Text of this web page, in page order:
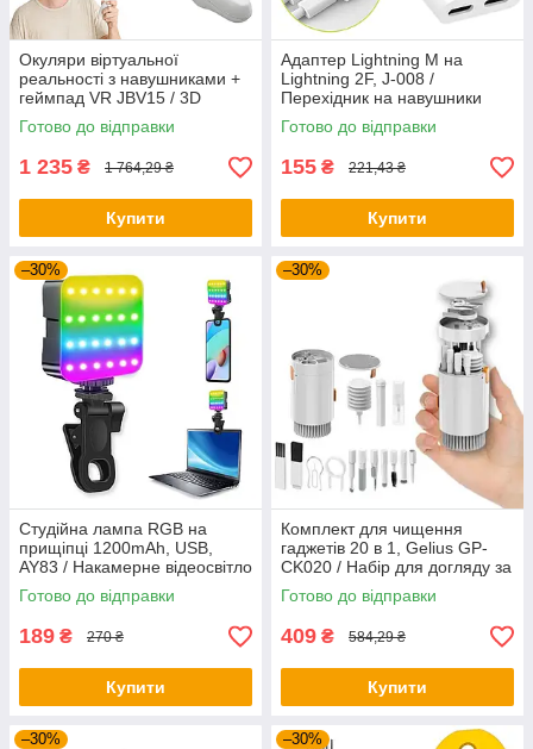
Окуляри віртуальної
реальності з навушниками +
геймпад VR JBV15 / 3D
окуляри для смартфона
Готово до відправки
1 235 ₴ 1 764,29 ₴
Купити
Адаптер Lightning M на
Lightning 2F, J-008 /
Перехідник на навушники
айфон для музики із
зарядкою
Готово до відправки
155 ₴ 221,43 ₴
Купити
–30%
Студійна лампа RGB на
прищіпці 1200mAh, USB,
AY83 / Накамерне відеосвітло
LED / Студійне світло для
телефону
Готово до відправки
189 ₴ 270 ₴
Купити
–30%
Комплект для чищення
гаджетів 20 в 1, Gelius GP-
CK020 / Набір для догляду за
електронікою /
Готово до відправки
409 ₴ 584,29 ₴
Купити
–30% –30%